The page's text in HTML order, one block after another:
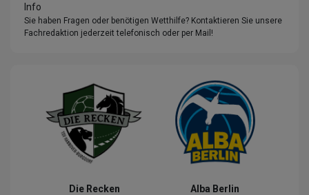
Info
Sie haben Fragen oder benötigen Wetthilfe? Kontaktieren Sie unsere
Fachredaktion jederzeit telefonisch oder per Mail!
Die Recken Alba Berlin